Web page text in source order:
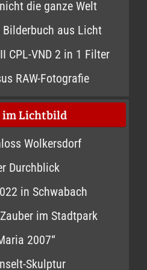
die ganze Welt
Bilderbuch aus Licht
CPL-VND 2 in 1 Filter
RAW-Fotografie
im Lichtbild
Wolkersdorf
Durchblick
in Schwabach
im Stadtpark
2007“
Skulptur